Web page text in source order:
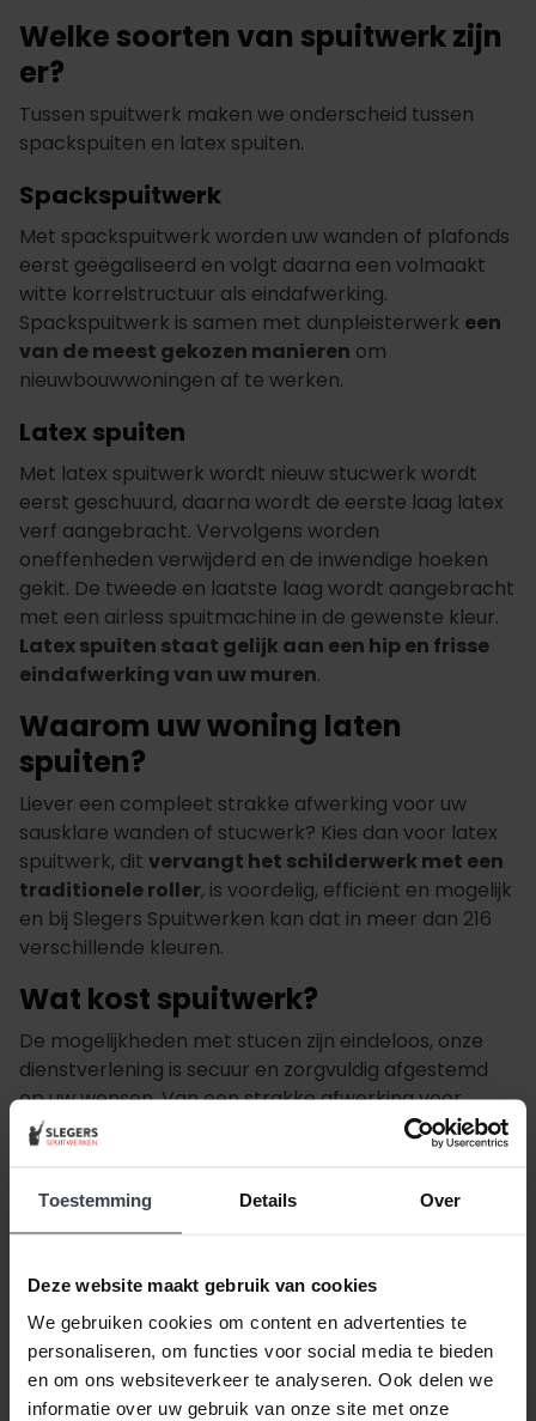
Toestemming Details Over
Deze website maakt gebruik van cookies
We gebruiken cookies om content en advertenties te
personaliseren, om functies voor social media te bieden
en om ons websiteverkeer te analyseren. Ook delen we
informatie over uw gebruik van onze site met onze
Welke soorten van spuitwerk zijn
er?
Tussen spuitwerk maken we onderscheid tussen
spackspuiten en latex spuiten.
Spackspuitwerk
Met spackspuitwerk worden uw wanden of plafonds
eerst geëgaliseerd en volgt daarna een volmaakt
witte korrelstructuur als eindafwerking.
Spackspuitwerk is samen met dunpleisterwerk een
van de meest gekozen manieren om
nieuwbouwwoningen af te werken.
Latex spuiten
Met latex spuitwerk wordt nieuw stucwerk wordt
eerst geschuurd, daarna wordt de eerste laag latex
verf aangebracht. Vervolgens worden
oneffenheden verwijderd en de inwendige hoeken
gekit. De tweede en laatste laag wordt aangebracht
met een airless spuitmachine in de gewenste kleur.
Latex spuiten staat gelijk aan een hip en frisse
eindafwerking van uw muren.
Waarom uw woning laten
spuiten?
Liever een compleet strakke afwerking voor uw
sausklare wanden of stucwerk? Kies dan voor latex
spuitwerk, dit vervangt het schilderwerk met een
traditionele roller, is voordelig, efficiënt en mogelijk
en bij Slegers Spuitwerken kan dat in meer dan 216
verschillende kleuren.
Wat kost spuitwerk?
De mogelijkheden met stucen zijn eindeloos, onze
dienstverlening is secuur en zorgvuldig afgestemd
op uw wensen. Van een strakke afwerking voor
esthetisch interieur tot een echte blikvanger voor
kleurrijke woonruimtes. Afhankelijk van uw wensen
€7,- per vierkante meterprijs. Daarbij kunt u
rekenen op een compleet advies, één vast
pakket.Vraag geheel kosteloos uw prijsindicatie
aan .